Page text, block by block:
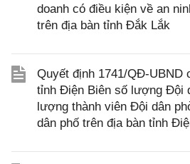
doanh có điều kiện về an
trên địa bàn tỉnh Đắk Lắk
Quyết định 1741/QĐ-UBND
tỉnh Điện Biên số lượng Đội
lượng thành viên Đội dân
dân phố trên địa bàn tỉnh